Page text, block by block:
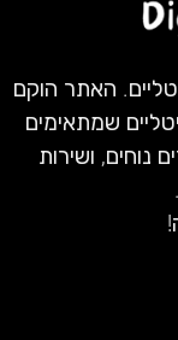
האתר הוקם
שמתאימים
נוחים, ושירות